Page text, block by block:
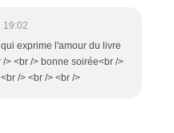
19:02
exprime l'amour du livre
> <br /> bonne soirée<br />
/> <br /> <br />